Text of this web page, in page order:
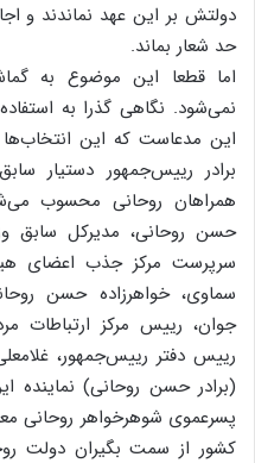
دولتش بر این عهد نماندند و
حد شعار بماند.
اما قطعا این موضوع به
نمی‌شود‌. نگاهی گذرا به
این مدعاست که این
برادر رییس‌جمهور دستیار
همراهان روحانی محسوب
حسن روحانی، مدیرکل سابق
سرپرست مرکز جذب اعضای
سماوی، خواهرزاده حسن
جوان، رییس مرکز ارتباطات
رییس دفتر رییس‌جمهور،
(برادر حسن روحانی) نماینده
پسرعموی شوهرخواهر روحانی
کشور از سمت بگیران دولت